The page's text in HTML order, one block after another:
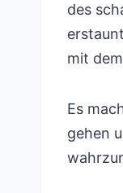
des
mit
Es
gehen